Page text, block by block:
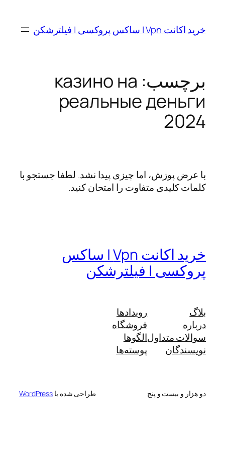
محتواخرید اکانت Vpn | ساکس پروکسی | فیلترشکن
برچسب: казино на
реальные деньги
2024
با عرض پوزش، اما چیزی پیدا نشد. لطفا جستجو با
کلمات کلیدی متفاوت را امتحان کنید.
خرید اکانت Vpn | ساکس
پروکسی | فیلترشکن
بلاگ
درباره
سوالات متداول
نویسندگان
رویدادها
فروشگاه
الگوها
پوسته‌ها
دو هزار و بیست و پنج طراحی شده با WordPress